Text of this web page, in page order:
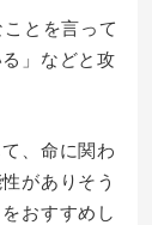
とを言って
」などと攻
、命に関わ
がありそう
おすすめし